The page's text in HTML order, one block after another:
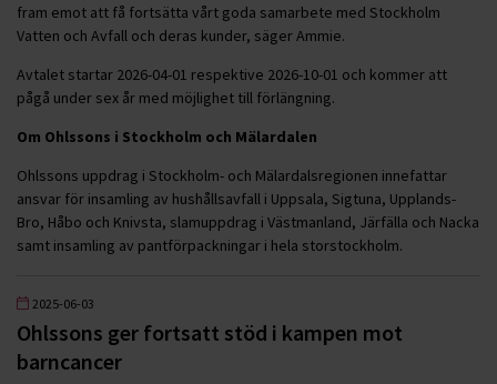
fram emot att få fortsätta vårt goda samarbete med Stockholm
Vatten och Avfall och deras kunder, säger Ammie.
Avtalet startar 2026-04-01 respektive 2026-10-01 och kommer att
pågå under sex år med möjlighet till förlängning.
Om Ohlssons i Stockholm och Mälardalen
Ohlssons uppdrag i Stockholm- och Mälardalsregionen innefattar
ansvar för insamling av hushållsavfall i Uppsala, Sigtuna, Upplands-
Bro, Håbo och Knivsta, slamuppdrag i Västmanland, Järfälla och Nacka
samt insamling av pantförpackningar i hela storstockholm.
2025-06-03
Ohlssons ger fortsatt stöd i kampen mot
barncancer